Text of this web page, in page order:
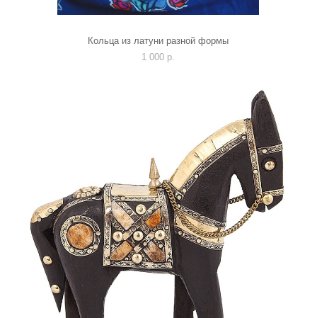
Кольца из латуни разной формы
1 000 p.